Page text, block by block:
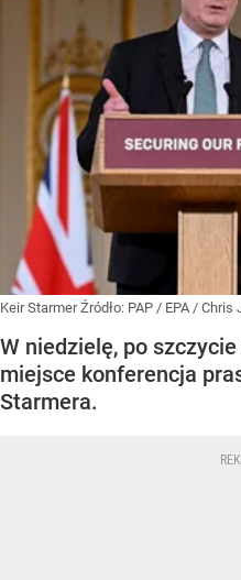
Keir StarmerŹródło: PAP / EPA / Chris
W niedzielę, po
miejsce konferencja
Starmera.